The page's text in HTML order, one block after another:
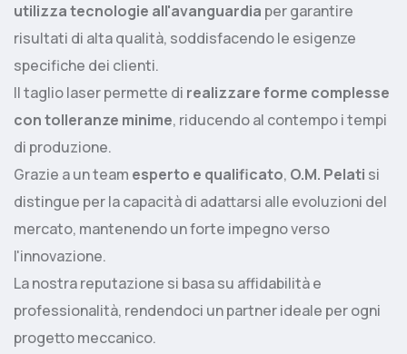
utilizza tecnologie all'avanguardia per garantire
risultati di alta qualità, soddisfacendo le esigenze
specifiche dei clienti.
Il taglio laser permette di realizzare forme complesse
con tolleranze minime, riducendo al contempo i tempi
di produzione.
Grazie a un team esperto e qualificato, O.M. Pelati si
distingue per la capacità di adattarsi alle evoluzioni del
mercato, mantenendo un forte impegno verso
l'innovazione.
La nostra reputazione si basa su affidabilità e
professionalità, rendendoci un partner ideale per ogni
progetto meccanico.